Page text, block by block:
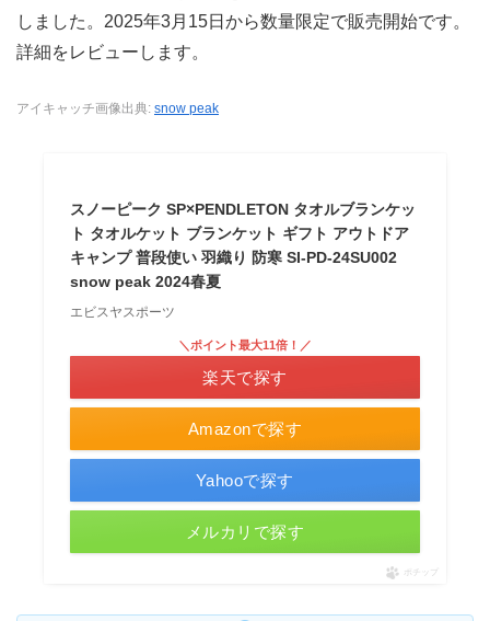
しました。2025年3月15日から数量限定で販売開始です。
詳細をレビューします。
アイキャッチ画像出典: snow peak
スノーピーク SP×PENDLETON タオルブランケッ
ト タオルケット ブランケット ギフト アウトドア
キャンプ 普段使い 羽織り 防寒 SI-PD-24SU002
snow peak 2024春夏
エビスヤスポーツ
Amazonで探す
＼ポイント最大11倍！／
楽天で探す
Yahooで探す
メルカリで探す
ポチップ